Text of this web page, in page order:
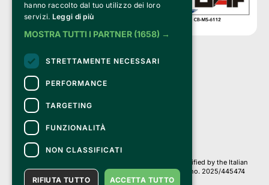
Clappit is a trademark of:
Bemils Srl
a Socio Unico
Via Fosse Ardeatine, 4 -20092 Cinisello Balsamo (MI)
PI 05589050961
Iscr. C.C.I.A.A. Milano R.E.A. 1833471
© 2010-2025 Bemils Srl - All rights reserved
Credits:
Clappit is based on the Belive 6.2 ticketing platform, certified by the Italian
Revenue Agency (Agenzia delle Entrate) under protocol no. 2025/445474
dated November 6, 2025.
hanno raccolto dal tuo utilizzo dei loro
servizi. Leggi di più
MOSTRA TUTTI I PARTNER (1658) →
STRETTAMENTE NECESSARI
PERFORMANCE
TARGETING
FUNZIONALITÀ
NON CLASSIFICATI
ACCETTA TUTTO
RIFIUTA TUTTO